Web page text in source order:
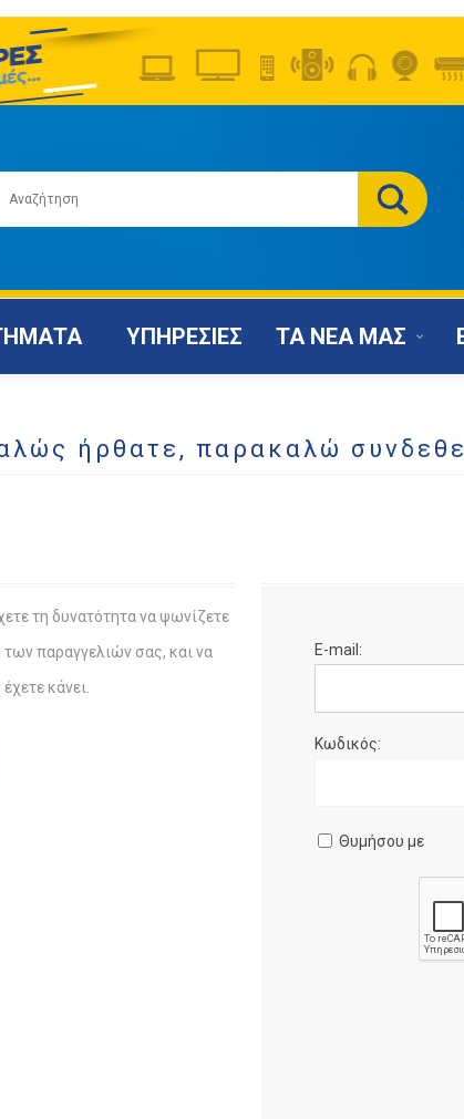
ΥΠΗΡΕΣΙΕΣ ΤΑ ΝΕΑ ΜΑΣ
ήρθατε, παρακαλώ
τη δυνατότητα να ψωνίζετε
των παραγγελιών σας, και να
κάνει.
E-mail:
Κωδικός:
Θυμήσου με